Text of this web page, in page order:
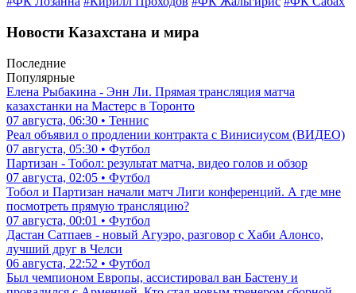
Новости Казахстана и мира
Последние
Популярные
Елена Рыбакина - Энн Ли. Прямая трансляция матча
казахстанки на Мастерс в Торонто
07 августа, 06:30 • Теннис
Реал объявил о продлении контракта с Винисиусом (ВИДЕО)
07 августа, 05:30 • Футбол
Партизан - Тобол: результат матча, видео голов и обзор
07 августа, 02:05 • Футбол
Тобол и Партизан начали матч Лиги конференций. А где мне
посмотреть прямую трансляцию?
07 августа, 00:01 • Футбол
Дастан Сатпаев - новый Агуэро, разговор с Хаби Алонсо,
лучший друг в Челси
06 августа, 22:52 • Футбол
Был чемпионом Европы, ассистировал ван Бастену и